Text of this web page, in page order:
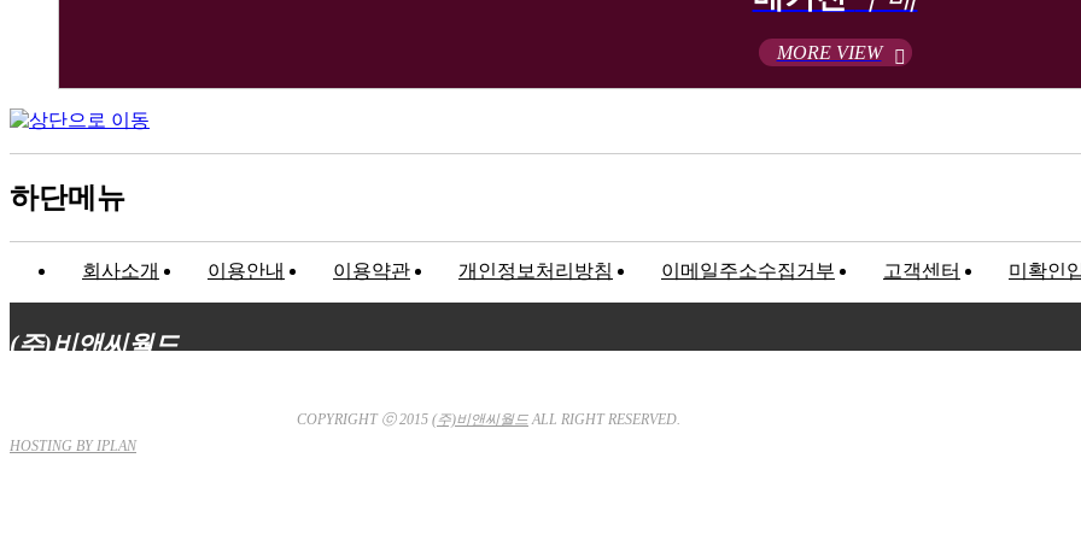
MORE VIEW
하단메뉴
회사소개 이용안내 이용약관 개인정보처리방침 이메일주소수집거부 고객센터 미확인
(주)비앤씨월드
COPYRIGHT ⓒ 2015 (주)비앤씨월드ALL RIGHT RESERVED.
HOSTING BY IPLAN